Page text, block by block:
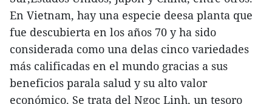
En Vietnam, hay una especie deesa planta que
fue descubierta en los años 70 y ha sido
considerada como una delas cinco variedades
más calificadas en el mundo gracias a sus
beneficios parala salud y su alto valor
económico. Se trata del Ngoc Linh, un tesoro